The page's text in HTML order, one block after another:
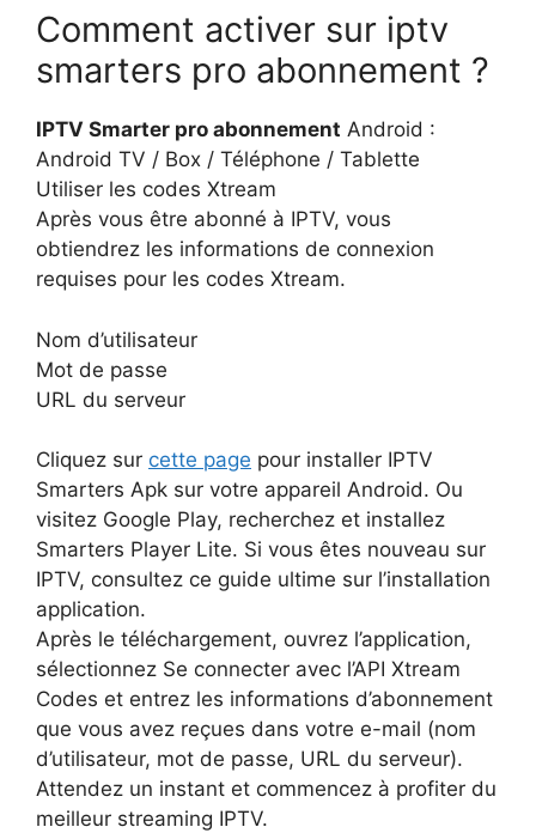
Comment activer sur iptv
smarters pro abonnement ?
IPTV Smarter pro abonnement Android :
Android TV / Box / Téléphone / Tablette
Utiliser les codes Xtream
Après vous être abonné à IPTV, vous
obtiendrez les informations de connexion
requises pour les codes Xtream.
Nom d’utilisateur
Mot de passe
URL du serveur
Cliquez sur cette page pour installer IPTV
Smarters Apk sur votre appareil Android. Ou
visitez Google Play, recherchez et installez
Smarters Player Lite. Si vous êtes nouveau sur
IPTV, consultez ce guide ultime sur l’installation
application.
Après le téléchargement, ouvrez l’application,
sélectionnez Se connecter avec l’API Xtream
Codes et entrez les informations d’abonnement
que vous avez reçues dans votre e-mail (nom
d’utilisateur, mot de passe, URL du serveur).
Attendez un instant et commencez à profiter du
meilleur streaming IPTV.